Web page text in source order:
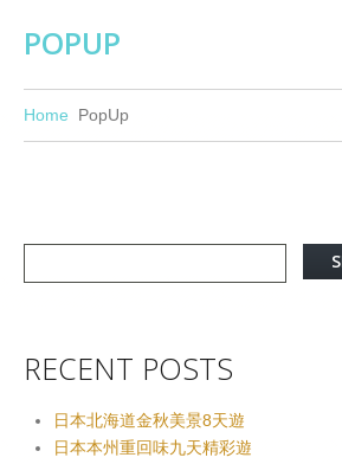
POPUP
Home PopUp
RECENT POSTS
日本北海道金秋美景8天遊
日本本州重回味九天精彩遊